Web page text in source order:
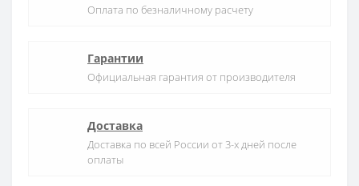
Оплата по безналичному расчету
Гарантии
Официальная гарантия от производителя
Доставка
Доставка по всей России от 3-х дней после
оплаты